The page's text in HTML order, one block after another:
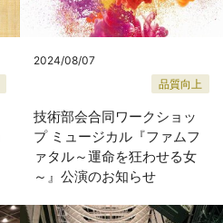
2024/08/07
品質向上
技術部会合同ワークショッ
プ ミュージカル『ファムフ
ァタル～運命を狂わせる女
～』公演のお知らせ